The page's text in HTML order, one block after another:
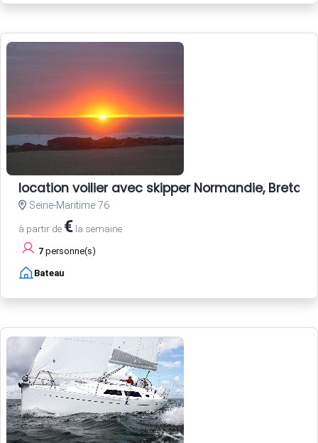
location voilier avec skipper Normandie,
Seine-Maritime 76
à partir de € la semaine
7 personne(s)
Bateau